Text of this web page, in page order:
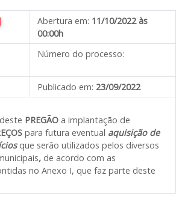
Abertura em: 11/10/2022 às
00:00h
Número do processo:
Publicado em: 23/09/2022
PREGÃO a implantação de
para futura eventual aquisição de
que serão utilizados pelos diversos
, de acordo com as
no Anexo I, que faz parte deste